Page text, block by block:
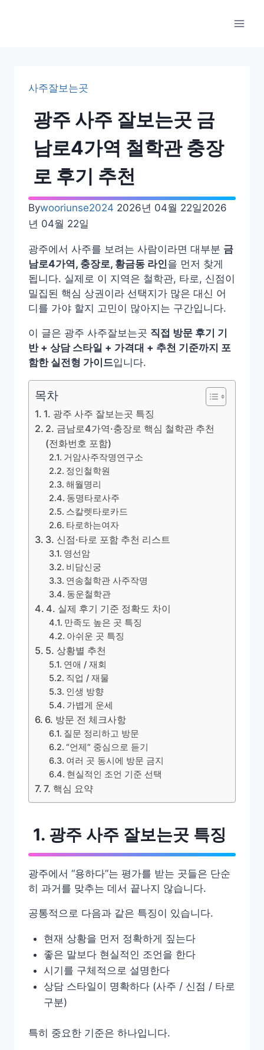
사주잘보는곳
광주 사주 잘보는곳 금
남로4가역 철학관 충장
로 후기 추천
Bywooriunse2024 2026년 04월 22일2026
년 04월 22일
광주에서 사주를 보려는 사람이라면 대부분 금
남로4가역, 충장로, 황금동 라인을 먼저 찾게
됩니다. 실제로 이 지역은 철학관, 타로, 신점이
밀집된 핵심 상권이라 선택지가 많은 대신 어
디를 가야 할지 고민이 많아지는 구간입니다.
이 글은 광주 사주잘보는곳 직접 방문 후기 기
반 + 상담 스타일 + 가격대 + 추천 기준까지 포
함한 실전형 가이드입니다.
목차
1. 광주 사주 잘보는곳 특징
2. 금남로4가역·충장로 핵심 철학관 추천
(전화번호 포함)
거암사주작명연구소
정인철학원
해월명리
동명타로사주
스칼렛타로카드
타로하는여자
3. 신점·타로 포함 추천 리스트
영선암
비담신궁
연송철학관 사주작명
동운철학관
4. 실제 후기 기준 정확도 차이
만족도 높은 곳 특징
아쉬운 곳 특징
5. 상황별 추천
연애 / 재회
직업 / 재물
인생 방향
가볍게 운세
6. 방문 전 체크사항
질문 정리하고 방문
“언제” 중심으로 듣기
여러 곳 동시에 방문 금지
현실적인 조언 기준 선택
7. 핵심 요약
1. 광주 사주 잘보는곳 특징
광주에서 “용하다”는 평가를 받는 곳들은 단순
히 과거를 맞추는 데서 끝나지 않습니다.
공통적으로 다음과 같은 특징이 있습니다.
현재 상황을 먼저 정확하게 짚는다
좋은 말보다 현실적인 조언을 한다
시기를 구체적으로 설명한다
상담 스타일이 명확하다 (사주 / 신점 / 타로
구분)
특히 중요한 기준은 하나입니다.